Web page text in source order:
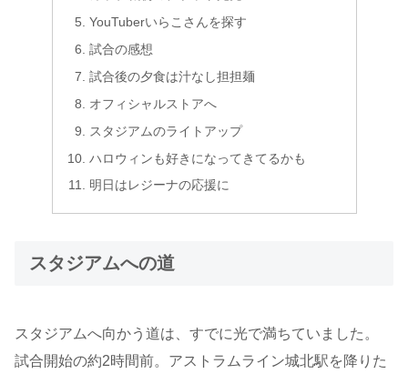
YouTuberいらこさんを探す
試合の感想
試合後の夕食は汁なし担担麺
オフィシャルストアへ
スタジアムのライトアップ
ハロウィンも好きになってきてるかも
明日はレジーナの応援に
スタジアムへの道
スタジアムへ向かう道は、すでに光で満ちていました。
試合開始の約2時間前。アストラムライン城北駅を降りた